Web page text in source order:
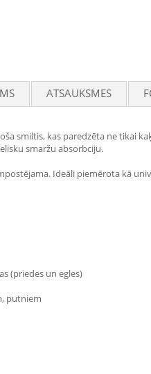
ATSAUKSMES
smiltis, kas paredzēta ne tikai
smaržu absorbciju.
Ideāli piemērota kā
(priedes un egles)
putniem